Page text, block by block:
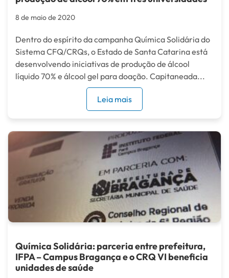
8 de maio de 2020
Dentro do espírito da campanha Química Solidária do
Sistema CFQ/CRQs, o Estado de Santa Catarina está
desenvolvendo iniciativas de produção de álcool
líquido 70% e álcool gel para doação. Capitaneada...
Leia mais
Química Solidária: parceria entre prefeitura,
IFPA – Campus Bragança e o CRQ VI beneficia
unidades de saúde